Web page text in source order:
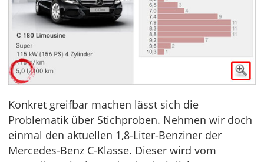
Konkret greifbar machen lässt sich die
Problematik über Stichproben. Nehmen wir doch
einmal den aktuellen 1,8-Liter-Benziner der
Mercedes-Benz C-Klasse. Dieser wird vom